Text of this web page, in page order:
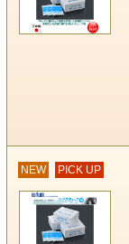
NEW PICK UP